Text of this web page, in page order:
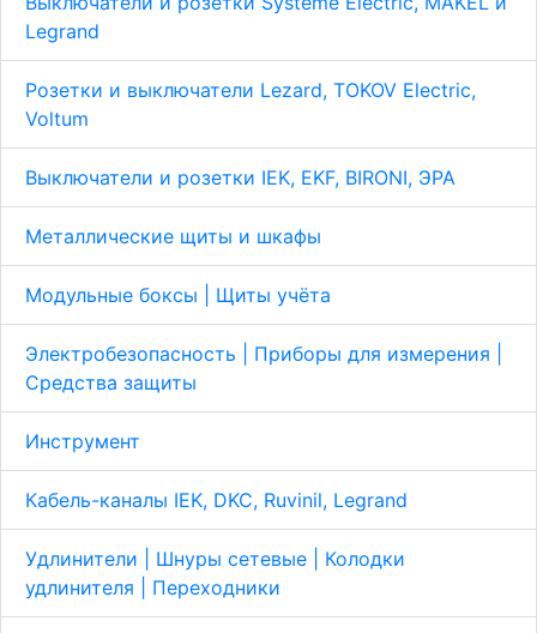
Legrand
Розетки и выключатели Lezard, TOKOV Electric,
Voltum
Выключатели и розетки IEK, EKF, BIRONI, ЭРА
Металлические щиты и шкафы
Модульные боксы | Щиты учёта
Электробезопасность | Приборы для измерения |
Средства защиты
Инструмент
Кабель-каналы IEK, DKC, Ruvinil, Legrand
Удлинители | Шнуры сетевые | Колодки
удлинителя | Переходники